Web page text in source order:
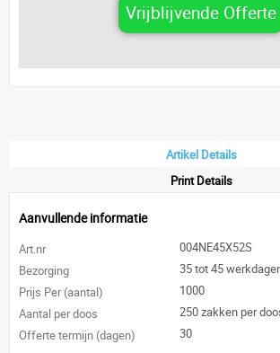
Vrijblijvende Offerte
Artikel Details
Print Details
Aanvullende informatie
Art.nr
004NE45X52S
Bezorging
35 tot 45
Prijs Per (aantal)
1000
Aantal per doos
250 zakken per
Offerte termijn (dagen)
30